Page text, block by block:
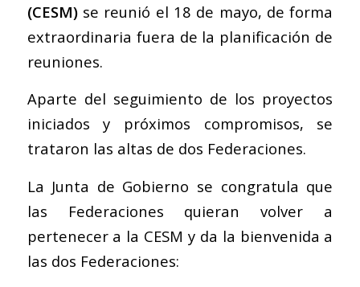
(CESM)se reunió el 18 de mayo, de forma
extraordinaria fuera de la planificación de
reuniones.
Aparte del seguimiento de los proyectos
iniciados y próximos compromisos, se
trataron las altas de dos Federaciones.
La Junta de Gobierno se congratula que
las Federaciones quieran volver a
pertenecer a la CESM y da la bienvenida a
las dos Federaciones: